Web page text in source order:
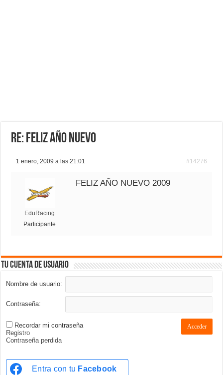
Re: Feliz año nuevo
1 enero, 2009 a las 21:01 #14276
EduRacing
Participante
FELIZ AÑO NUEVO 2009
Tu cuenta de usuario
Nombre de usuario:
Contraseña:
Recordar mi contraseña Acceder
Registro
Contraseña perdida
Entra con tu Facebook